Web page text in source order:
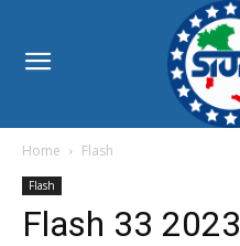
Home Flash
Flash
Flash 33 2023